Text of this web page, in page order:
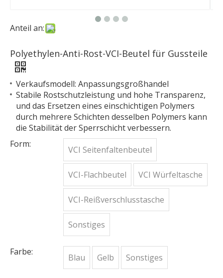
Anteil an:
Polyethylen-Anti-Rost-VCI-Beutel für Gussteile
Verkaufsmodell: Anpassungsgroßhandel
Stabile Rostschutzleistung und hohe Transparenz,
und das Ersetzen eines einschichtigen Polymers
durch mehrere Schichten desselben Polymers kann
die Stabilität der Sperrschicht verbessern.
Form:
VCI Seitenfaltenbeutel
VCI-Flachbeutel VCI Würfeltasche
VCI-Reißverschlusstasche
Sonstiges
Farbe:
Blau Gelb Sonstiges